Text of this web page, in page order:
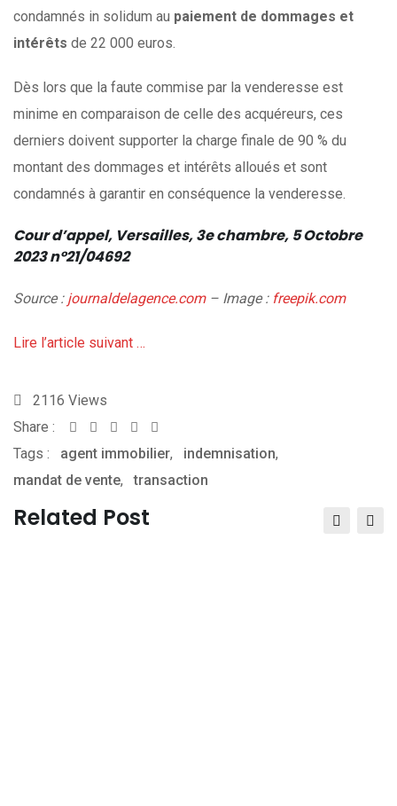
condamnés in solidum au paiement de dommages et
intérêts de 22 000 euros.
Dès lors que la faute commise par la venderesse est
minime en comparaison de celle des acquéreurs, ces
derniers doivent supporter la charge finale de 90 % du
montant des dommages et intérêts alloués et sont
condamnés à garantir en conséquence la venderesse.
Cour d’appel, Versailles, 3e chambre, 5 Octobre
2023 n°21/04692
Source : journaldelagence.com– Image : freepik.com
Lire l’article suivant …
2116 Views
Share :
Whatsapp
Share
via
Email
Tags : agent immobilier, indemnisation,
mandat de vente,transaction
Related Post